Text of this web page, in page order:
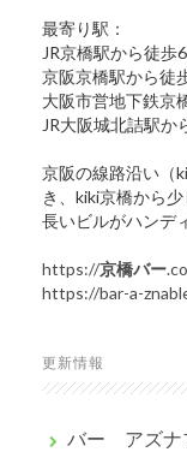
最寄り駅：
JR京橋駅から徒歩
京阪京橋駅から徒
大阪市営地下鉄京
JR大阪城北詰駅か
京阪の線路沿い（
き、kiki京橋から
長いビルがハンデ
https://京橋バー
https://bar-a-
更新情報
バー アズナ